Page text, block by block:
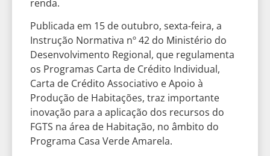
renda.
Publicada em 15 de outubro, sexta-feira, a
Instrução Normativa nº 42 do Ministério do
Desenvolvimento Regional, que regulamenta
os Programas Carta de Crédito Individual,
Carta de Crédito Associativo e Apoio à
Produção de Habitações, traz importante
inovação para a aplicação dos recursos do
FGTS na área de Habitação, no âmbito do
Programa Casa Verde Amarela.